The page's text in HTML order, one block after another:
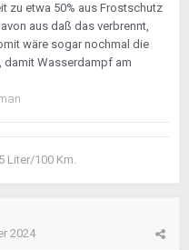
zu etwa 50% aus Frostschutz
aus daß das verbrennt,
wäre sogar nochmal die
Wasserdampf am
Liter/100 Km.
2024